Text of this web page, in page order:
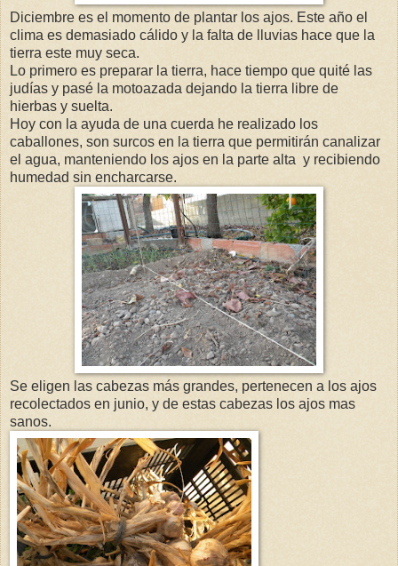
Diciembre es el momento de plantar los ajos. Este año el
clima es demasiado cálido y la falta de lluvias hace que la
tierra este muy seca.
Lo primero es preparar la tierra, hace tiempo que quité las
judías y pasé la motoazada dejando la tierra libre de
hierbas y suelta.
Hoy con la ayuda de una cuerda he realizado los
caballones, son surcos en la tierra que permitirán canalizar
el agua, manteniendo los ajos en la parte alta y recibiendo
humedad sin encharcarse.
Se eligen las cabezas más grandes, pertenecen a los ajos
recolectados en junio, y de estas cabezas los ajos mas
sanos.